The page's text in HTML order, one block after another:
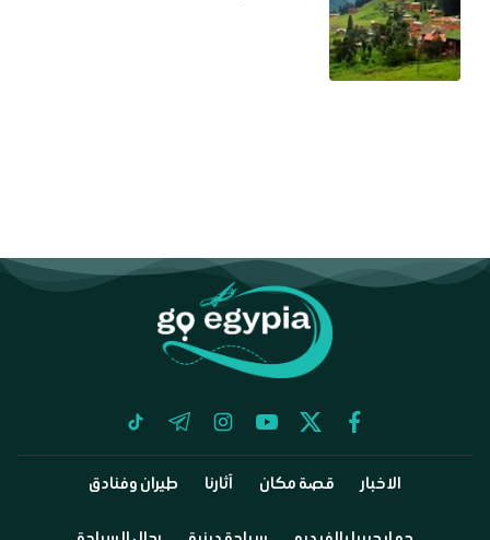
facebook
twitter
youtube
instagram
telegram
tiktok
الاخبار قصة مكان آثارنا طيران وفنادق